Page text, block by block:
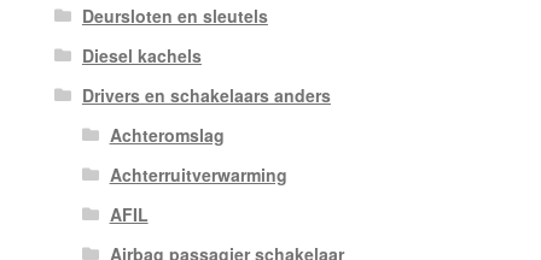
Deursloten en sleutels
Diesel kachels
Drivers en schakelaars anders
Achteromslag
Achterruitverwarming
AFIL
Airbag passagier schakelaar